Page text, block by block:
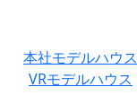
本社モデルハウス
VRモデルハウス